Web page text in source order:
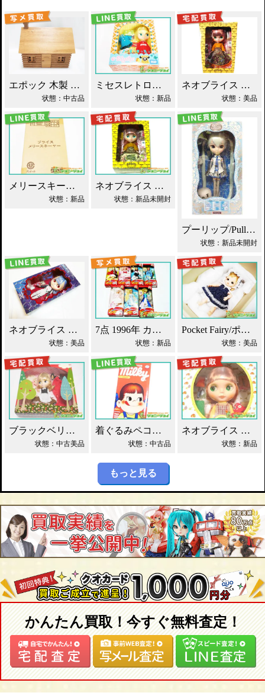
エポック 木製 丸太小屋 シルバニアファミリー 買取！
状態：中古品
ミセスレトロママ ネオブライス Blythe買取！
状態：新品
ネオブライス あちゃちゅむずきん 買取！
状態：美品
メリースキーヤー ネオブライス タカラ買取！
状態：新品
ネオブライス あちゃちゅむずきん Blythe 人形 買取！
状態：新品未開封
プーリップ/Pullip 雪ミク 初音ミク 買取
状態：新品未開封
ネオブライス エヴァンゲリオン 綾波レイ 買取！
状態：美品
7点 1996年 カレンダーガール ジェニー人形 買取！
状態：新品
Pocket Fairy/ポケットフェアリー PF ドール買取！
状態：美品
ブラックベリーブッシュ ネオブライス Blythe買取！
状態：中古美品
着ぐるみペコちゃん ベアブリック 400% 買取！
状態：中古品
ネオブライス グルーヴィーグルーヴ タカラ買取！
状態：新品
もっと見る
かんたん買取！今すぐ無料査定！